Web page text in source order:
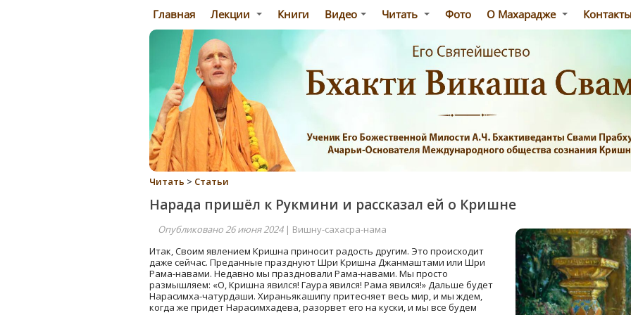
Главная Лекции Книги Видео Читать Фото О Махарадже
Читать > Статьи
Нарада пришёл к Рукмини и рассказал ей о Кришне
Опубликовано 26 июня 2024| Вишну-сахасра-нама
Итак, Своим явлением Кришна приносит радость другим. Это происходит
даже сейчас. Преданные празднуют Шри Кришна Джанмаштами или Шри
Рама-навами. Недавно мы праздновали Рама-навами. Мы просто
размышляем: «О, Кришна явился! Гаура явился! Рама явился!» Дальше будет
Нарасимха-чатурдаши. Хираньякашипу притесняет весь мир, и мы ждем,
когда же придет Нарасимхадева, разорвет его на куски, и мы все будем